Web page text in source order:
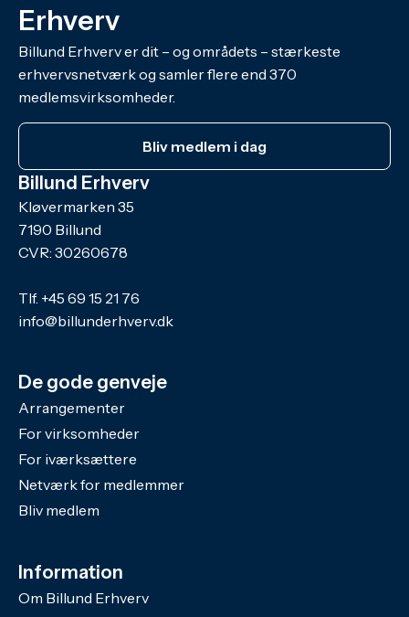
Erhverv
Billund Erhverv er dit – og områdets – stærkeste
erhvervsnetværk og samler flere end 370
medlemsvirksomheder.
Bliv medlem i dag
Billund Erhverv
Kløvermarken 35
7190 Billund
CVR: 30260678
Tlf. +45 69 15 21 76
info@billunderhverv.dk
De gode genveje
Arrangementer
For virksomheder
For iværksættere
Netværk for medlemmer
Bliv medlem
Information
Om Billund Erhverv